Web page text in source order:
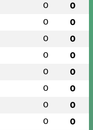
0 0
0 0
0 0
0 0
0 0
0 0
0 0
0 0